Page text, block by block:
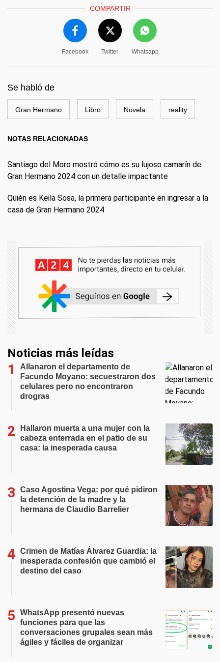
COMPARTIR
Facebook Twitter Whatsapp
Se habló de
Gran Hermano Libro Novela reality
NOTAS RELACIONADAS
Santiago del Moro mostró cómo es su lujoso camarín de
Gran Hermano 2024 con un detalle impactante
Quién es Keila Sosa, la primera participante en ingresar a la
casa de Gran Hermano 2024
Noticias más leídas
Allanaron el departamento de
Facundo Moyano: secuestraron dos
celulares pero no encontraron
drogras
Hallaron muerta a una mujer con la
cabeza enterrada en el patio de su
casa: la inesperada causa
Caso Agostina Vega: por qué pidiron
la detención de la madre y la
hermana de Claudio Barrelier
Crimen de Matías Álvarez Guardia: la
inesperada confesión que cambió el
destino del caso
WhatsApp presentó nuevas
funciones para que las
conversaciones grupales sean más
ágiles y fáciles de organizar